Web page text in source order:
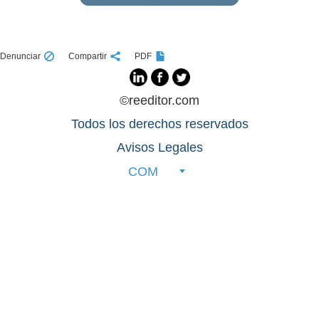
Denunciar Compartir PDF
©reeditor.com
Todos los derechos reservados
Avisos Legales